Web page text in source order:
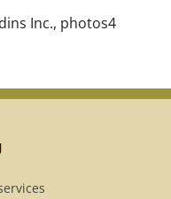
Inc., photos4